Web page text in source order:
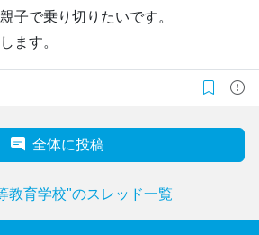
子で乗り切りたいです。
ます。
全体に投稿
教育学校"のスレッド一覧